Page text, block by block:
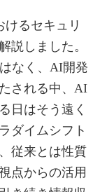
るセキュリ
説しました。
なく、AI開発
される中、AI
日はそう遠く
ダイムシフト
従来とは性質
点からの活用